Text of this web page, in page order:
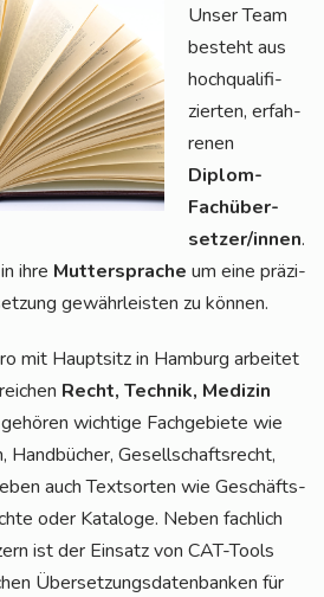
Unser Team
besteht aus
hoch­qua­li­fi­
zier­ten, erfah­
re­nen
Diplom-
Fach­über­
set­zer/in­nen.
ihre Mut­ter­spra­che um eine prä­zi­
gewähr­leis­ten zu können.
mit Haupt­sitz in Ham­burg arbei­tet
Recht, Tech­nik, Medi­zin
wich­ti­ge Fach­ge­bie­te wie
Hand­bü­cher, Gesell­schafts­recht,
auch Text­sor­ten wie Geschäfts­
oder Kata­lo­ge. Neben fach­lich
ist der Ein­satz von CAT-Tools
Über­set­zungs­da­ten­ban­ken für